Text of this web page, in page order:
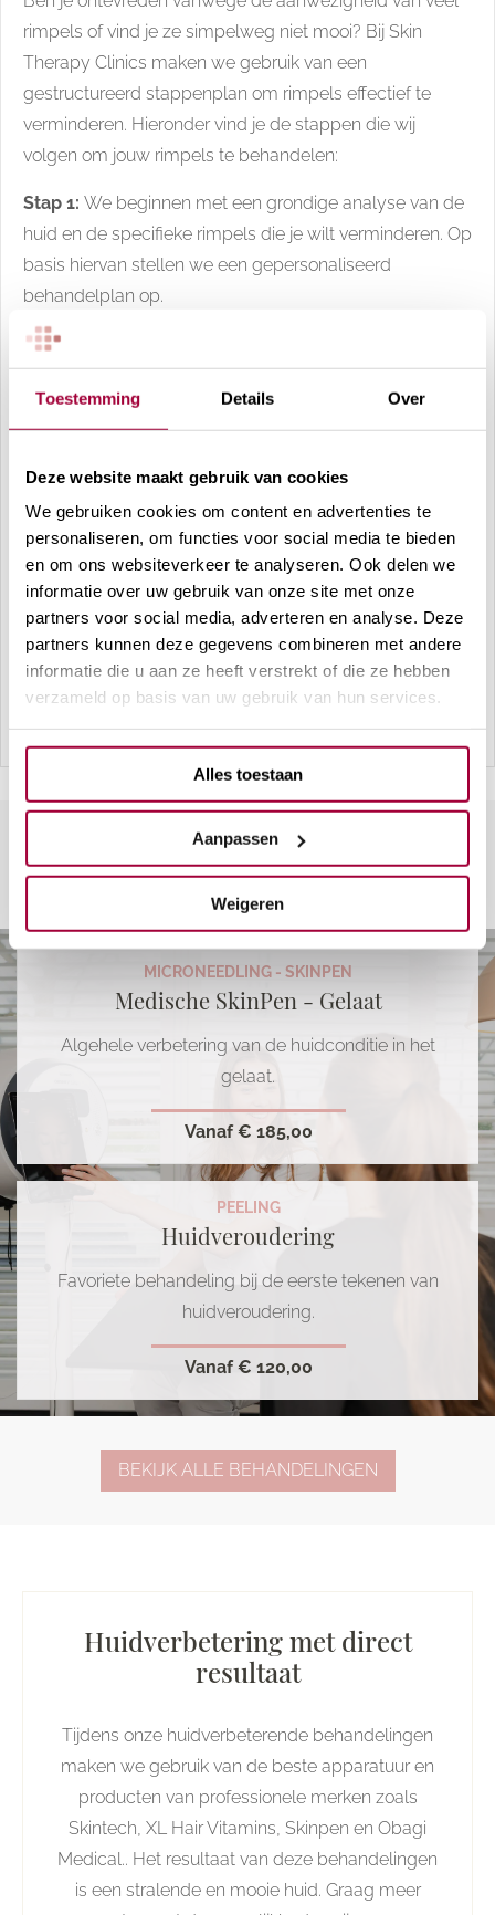
Toestemming Details Over
Deze website maakt gebruik van cookies
We gebruiken cookies om content en advertenties te
personaliseren, om functies voor social media te bieden
en om ons websiteverkeer te analyseren. Ook delen we
informatie over uw gebruik van onze site met onze
partners voor social media, adverteren en analyse. Deze
partners kunnen deze gegevens combineren met andere
informatie die u aan ze heeft verstrekt of die ze hebben
verzameld op basis van uw gebruik van hun services.
Alles toestaan
Aanpassen
Weigeren
rimpels of vind je ze simpelweg niet mooi? Bij Skin
Therapy Clinics maken we gebruik van een
gestructureerd stappenplan om rimpels effectief te
verminderen. Hieronder vind je de stappen die wij
volgen om jouw rimpels te behandelen:
Stap 1: We beginnen met een grondige analyse van de
huid en de specifieke rimpels die je wilt verminderen. Op
basis hiervan stellen we een gepersonaliseerd
behandelplan op.
Stap 2:
over tot de behandeling om de rimpels te verminderen.
je van advies voor de nazorg om het optimale resultaat
te behouden.
Wil je meer weten over onze effectieve behandelingen
voor het verminderen van rimpels of een van onze
andere behandelingen als littekens verminderen,
oogwallen behandelenofstriae behandelen ? Maak dan
Maak kennis met onze
behandelingen
MICRONEEDLING - SKINPEN
Medische SkinPen - Gelaat
Algehele verbetering van de huidconditie in het
gelaat.
Vanaf€ 185,00
PEELING
Huidveroudering
Favoriete behandeling bij de eerste tekenen van
huidveroudering.
Vanaf€ 120,00
BEKIJK ALLE BEHANDELINGEN
Huidverbetering met direct
resultaat
Tijdens onze huidverbeterende behandelingen
maken we gebruik van de beste apparatuur en
producten van professionele merken zoals
Skintech, XL Hair Vitamins, Skinpen en Obagi
Medical.. Het resultaat van deze behandelingen
is een stralende en mooie huid. Graag meer